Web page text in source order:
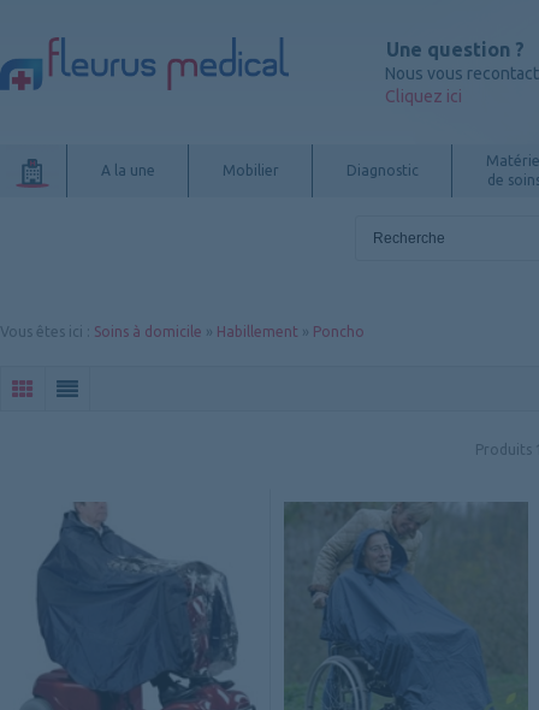
Une question ?
Nous vous
Cliquez ici
A la une Mobilier Diagnostic
de
Vous êtes ici Soins à domicile » Habillement » Poncho
Produits